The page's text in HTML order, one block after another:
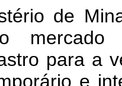
de
para a
e